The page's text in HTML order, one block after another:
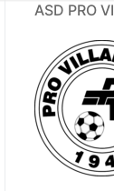
ASD PRO